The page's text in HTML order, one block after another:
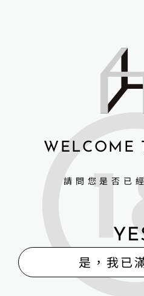
Sino-doll 先納信-145cmT16
詳細資訊 →
WELCOME
請問您是否已
是，我已